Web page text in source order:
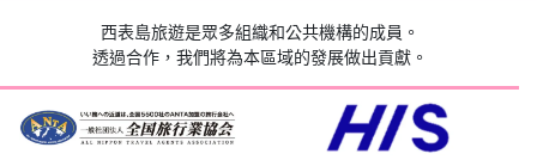
西表島旅遊是眾多組織和公共機構的成員。
透過合作，我們將為本區域的發展做出貢獻。